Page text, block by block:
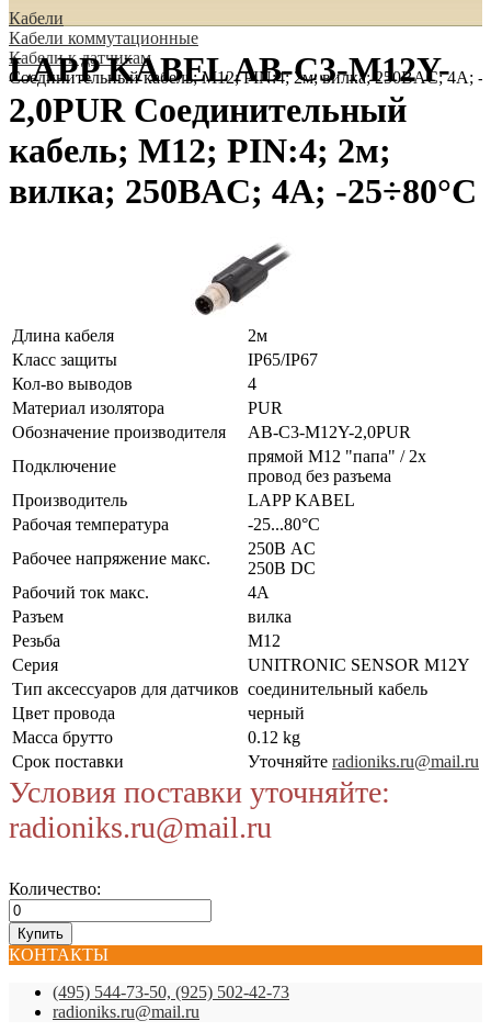
Кабели
Кабели коммутационные
Кабели к датчикам
Соединительный кабель; M12; PIN:4; 2м; вилка; 250ВAC; 4А; -
LAPP KABEL AB-C3-M12Y-
2,0PUR Соединительный
кабель; M12; PIN:4; 2м;
вилка; 250ВAC; 4А; -25÷80°C
Длина кабеля
2м
Класс защиты
IP65/IP67
Кол-во выводов
4
Материал изолятора
PUR
Обозначение производителя
AB-C3-M12Y-2,0PUR
Подключение
прямой М12 "папа" / 2х
провод без разъема
Производитель
LAPP KABEL
Рабочая температура
-25...80°C
Рабочее напряжение макс.
250В AC
250В DC
Рабочий ток макс.
4А
Разъем
вилка
Резьба
M12
Серия
UNITRONIC SENSOR M12Y
Тип аксессуаров для датчиков соединительный кабель
Цвет провода
черный
Масса брутто
0.12 kg
Срок поставки
Уточняйте radioniks.ru@mail.ru
Условия поставки уточняйте:
radioniks.ru@mail.ru
Количество:
КОНТАКТЫ
(495) 544-73-50, (925) 502-42-73
radioniks.ru@mail.ru